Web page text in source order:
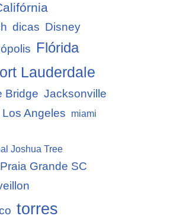
dicas Disney
Flórida
Lauderdale
Bridge Jacksonville
Los Angeles miami
Joshua Tree
Praia Grande SC
torres